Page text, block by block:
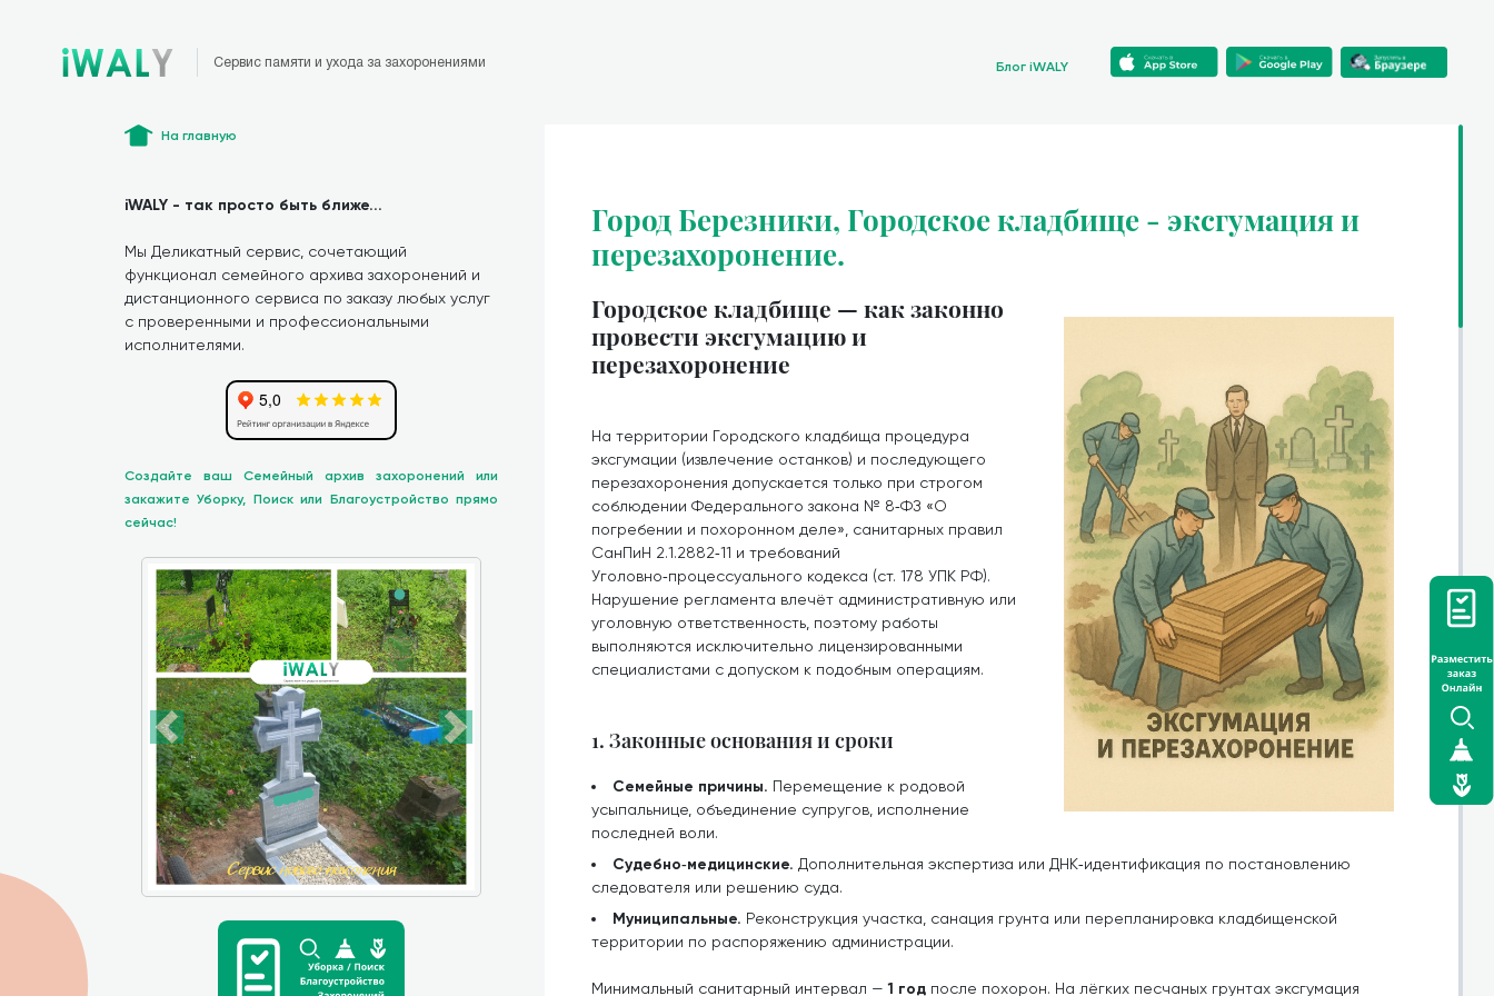
Сервис памяти и ухода за захоронениями Блог iWALY
На главную
iWALY - так просто быть ближе...
Мы Деликатный сервис, сочетающий
функционал семейного архива захоронений и
дистанционного сервиса по заказу любых услуг
с проверенными и профессиональными
исполнителями.
Создайте ваш Семейный архив захоронений или
закажите Уборку, Поиск или Благоустройство прямо
сейчас!
Город Березники, Городское кладбище - эксгумация и
перезахоронение.
Городское кладбище — как законно
провести эксгумацию и
перезахоронение
На территории Городского кладбища процедура
эксгумации (извлечение останков) и последующего
перезахоронения допускается только при строгом
соблюдении Федерального закона № 8‑ФЗ «О
погребении и похоронном деле», санитарных правил
СанПиН 2.1.2882‑11 и требований
Уголовно‑процессуального кодекса (ст. 178 УПК РФ).
Нарушение регламента влечёт административную или
уголовную ответственность, поэтому работы
выполняются исключительно лицензированными
специалистами с допуском к подобным операциям.
1. Законные основания и сроки
Семейные причины. Перемещение к родовой
усыпальнице, объединение супругов, исполнение
последней воли.
Судебно‑медицинские. Дополнительная экспертиза или ДНК‑идентификация по постановлению
следователя или решению суда.
Муниципальные. Реконструкция участка, санация грунта или перепланировка кладбищенской
территории по распоряжению администрации.
Минимальный санитарный интервал —1 год после похорон. На лёгких песчаных грунтах эксгумация